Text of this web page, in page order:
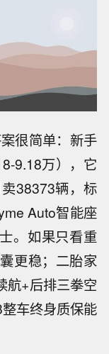
很简单：新手
9.18万），它
38373辆，标
Auto智能座
。如果只看重
更稳；二胎家
航+后排三拳空
车终身质保能